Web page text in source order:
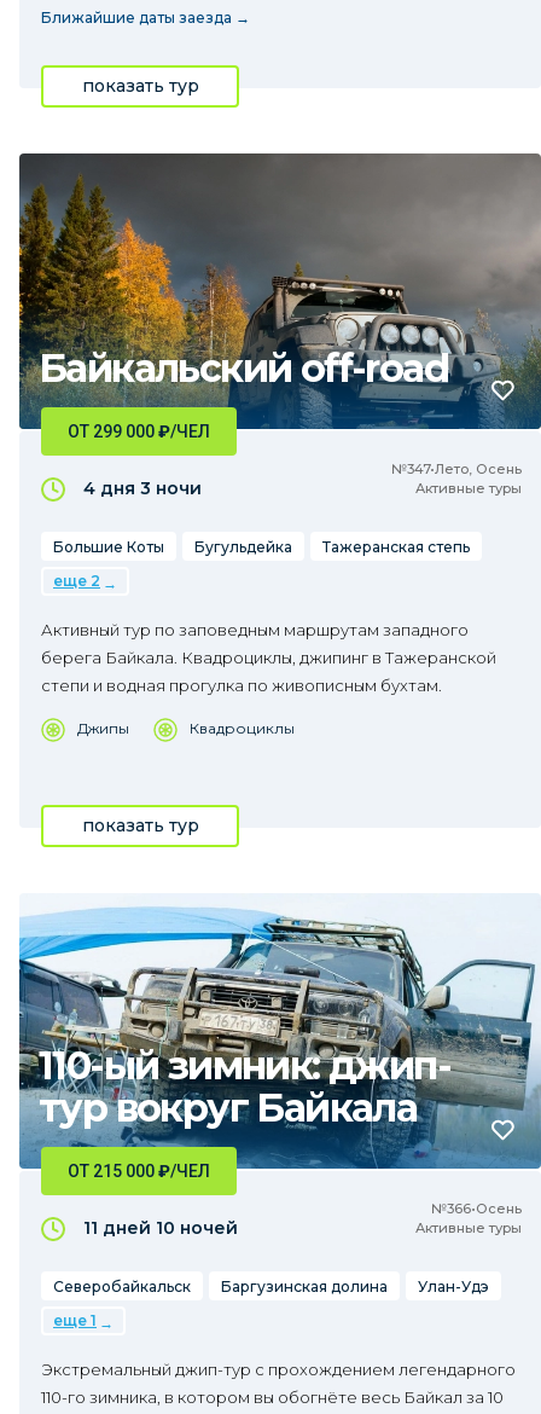
Ближайшие даты заезда →
показать тур
Байкальский off-road
№347•Лето, Осень
Активные туры
ОТ 299 000₽/ЧЕЛ
4 дня 3 ночи
Большие Коты Бугульдейка
Тажеранская степь
еще 2
Активный тур по заповедным маршрутам западного
берега Байкала. Квадроциклы, джипинг в Тажеранской
степи и водная прогулка по живописным бухтам.
Джипы Квадроциклы
показать тур
110-ый зимник: джип-
тур вокруг Байкала
№366•Осень
Активные туры
ОТ 215 000₽/ЧЕЛ
11 дней 10 ночей
Северобайкальск Баргузинская долина
Улан-Удэ
еще 1
Экстремальный джип-тур с прохождением легендарного
110-го зимника, в котором вы обогнёте весь Байкал за 10